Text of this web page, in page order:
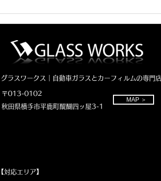
RAV4ゴーストフィルム施工
グラスワークス｜自動車ガラスとカーフィルムの専門
〒013-0102
秋田県横手市平鹿町醍醐四ッ屋3-1
MAP ＞
【対応エリア】